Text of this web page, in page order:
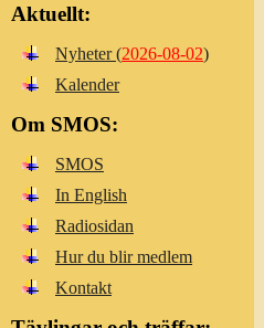
Aktuellt:
Nyheter (2026-08-02)
Kalender
Om SMOS:
SMOS
In English
Radiosidan
Hur du blir medlem
Kontakt